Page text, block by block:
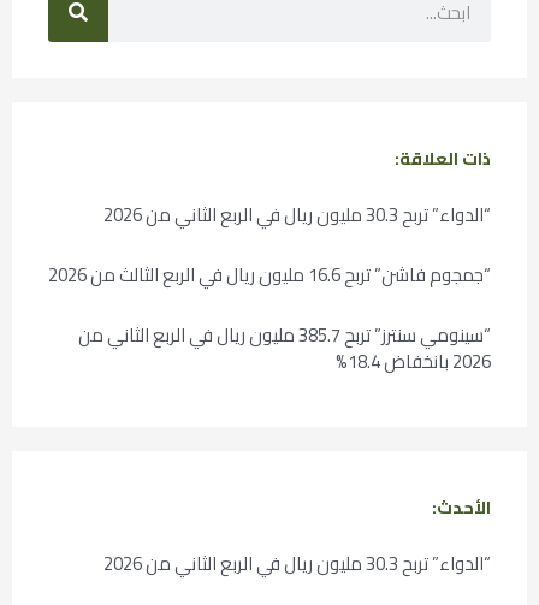
ذات العلاقة:
“الدواء” تربح 30.3 مليون ريال في الربع الثاني من 2026
“جمجوم فاشن” تربح 16.6 مليون ريال في الربع الثالث من 2026
“سينومي سنترز” تربح 385.7 مليون ريال في الربع الثاني من
2026 بانخفاض 18.4%
الأحدث:
“الدواء” تربح 30.3 مليون ريال في الربع الثاني من 2026